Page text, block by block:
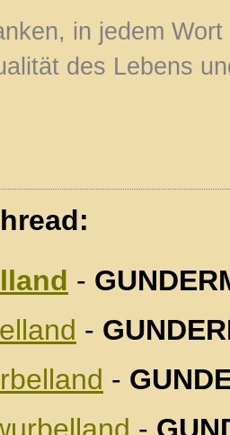
in jedem
des Lebens
-
-
-